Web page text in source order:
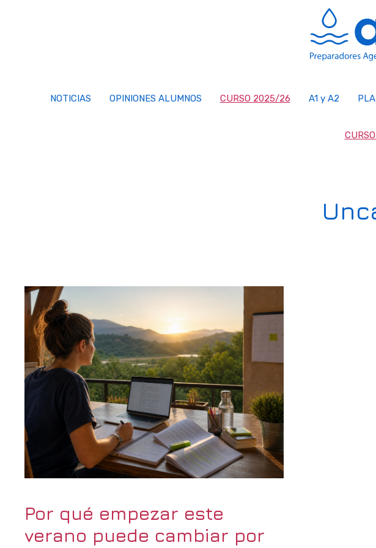
NOTICIAS OPINIONES ALUMNOS CURSO 2025/26 A1 y A2
Por qué empezar este
verano puede cambiar por